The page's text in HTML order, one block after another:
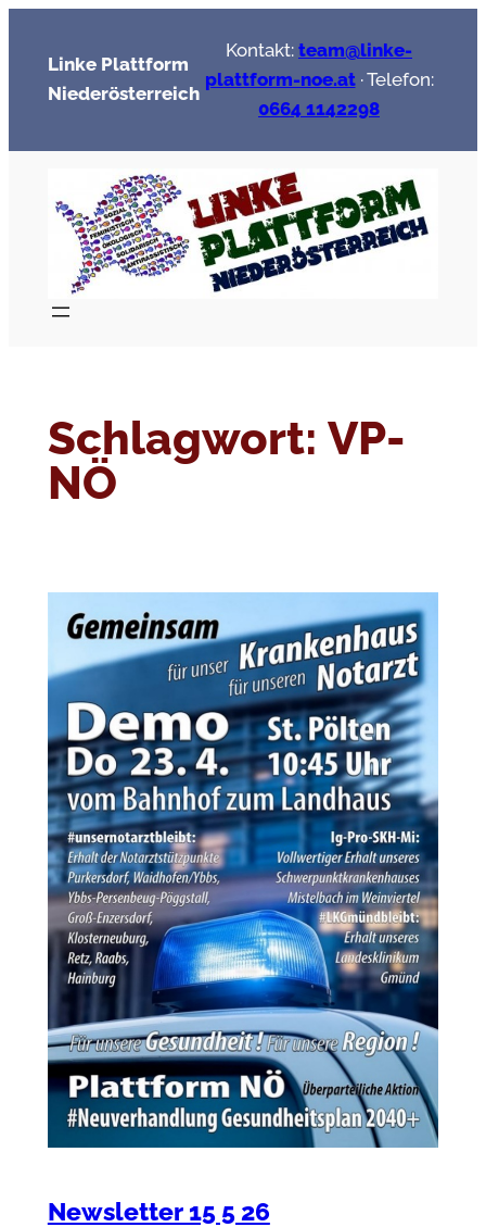
springen
Linke Plattform
Niederösterreich
Kontakt: team@linke-
plattform-noe.at· Telefon:
0664 1142298
Schlagwort: VP-
NÖ
Newsletter 15 5 26